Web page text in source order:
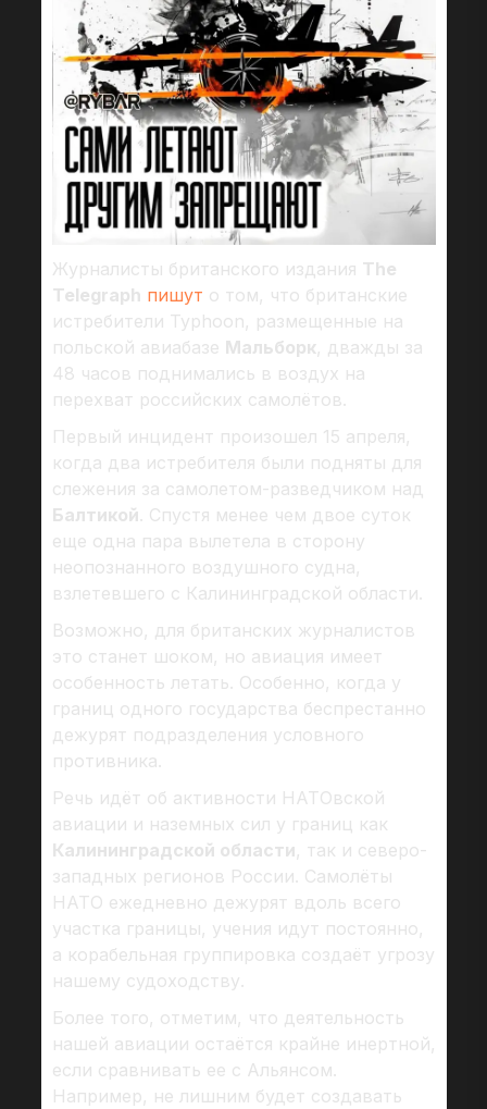
Журналисты британского издания The
Telegraph пишут о том, что британские
истребители Typhoon, размещенные на
польской авиабазе Мальборк, дважды за
48 часов поднимались в воздух на
перехват российских самолётов.
Первый инцидент произошел 15 апреля,
когда два истребителя были подняты для
слежения за самолетом-разведчиком над
Балтикой. Спустя менее чем двое суток
еще одна пара вылетела в сторону
неопознанного воздушного судна,
взлетевшего с Калининградской области.
Возможно, для британских журналистов
это станет шоком, но авиация имеет
особенность летать. Особенно, когда у
границ одного государства беспрестанно
дежурят подразделения условного
противника.
Речь идёт об активности НАТОвской
авиации и наземных сил у границ как
Калининградской области, так и северо-
западных регионов России. Самолёты
НАТО ежедневно дежурят вдоль всего
участка границы, учения идут постоянно,
а корабельная группировка создаёт угрозу
нашему судоходству.
Более того, отметим, что деятельность
нашей авиации остаётся крайне инертной,
если сравнивать ее с Альянсом.
Например, не лишним будет создавать